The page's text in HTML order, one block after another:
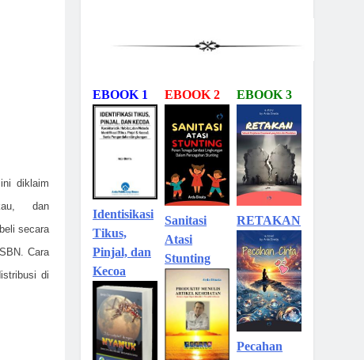
diklaim
dan
secara
Cara
di
EBOOK 1
Identisikasi
Tikus,
Pinjal, dan
Kecoa
EBOOK 2
Sanitasi
Atasi
Stunting
EBOOK 3
RETAKAN
Pecahan